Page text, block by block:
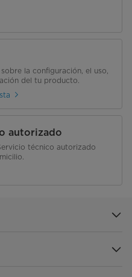
la configuración, el uso,
del tu producto.
autorizado
técnico autorizado